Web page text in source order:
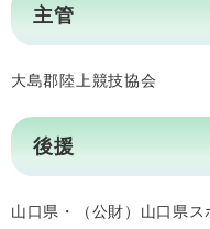
主管
大島郡陸上競技協会
後援
山口県・（公財）山口県